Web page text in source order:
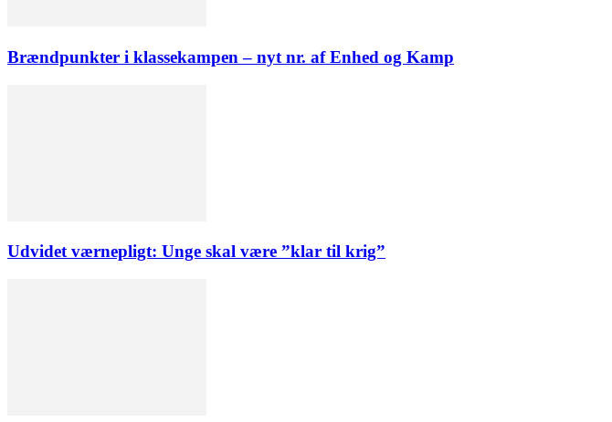
Brændpunkter i klassekampen – nyt nr. af Enhed og Kamp
Udvidet værnepligt: Unge skal være ”klar til krig”